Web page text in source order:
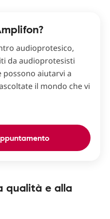
audioprotesico,
da audioprotesisti
possono aiutarvi a
il mondo che vi
qualità e alla